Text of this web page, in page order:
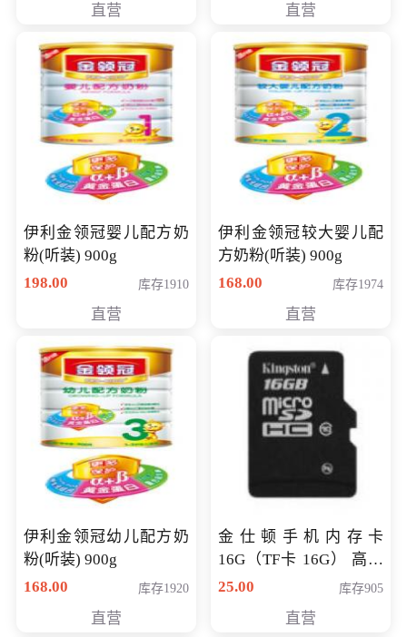
直营 直营
伊利金领冠婴儿配方奶
粉(听装) 900g
198.00
库存1910
直营
伊利金领冠较大婴儿配
方奶粉(听装) 900g
168.00
库存1974
直营
伊利金领冠幼儿配方奶
粉(听装) 900g
168.00
库存1920
直营
金仕顿手机内存卡
16G（TF卡 16G） 高速
卡 CLASS 10
25.00 库存905
直营